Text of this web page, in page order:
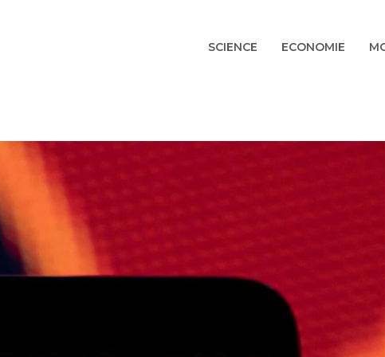
SCIENCE ECONOMIE